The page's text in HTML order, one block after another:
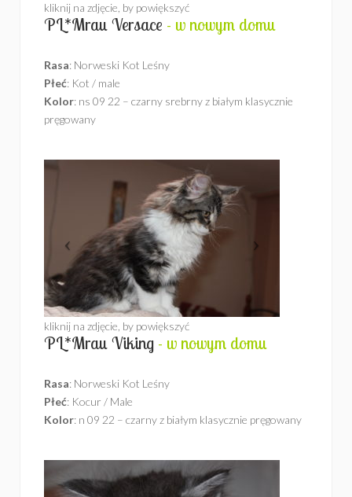
kliknij na zdjęcie, by powiększyć
PL*Mrau Versace - w nowym domu
Rasa: Norweski Kot Leśny
Płeć: Kot / male
Kolor: ns 09 22 – czarny srebrny z białym klasycznie
pręgowany
kliknij na zdjęcie, by powiększyć
PL*Mrau Viking - w nowym domu
Rasa: Norweski Kot Leśny
Płeć: Kocur / Male
Kolor: n 09 22 – czarny z białym klasycznie pręgowany